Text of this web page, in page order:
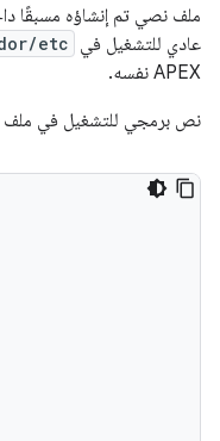
عادي للتشغيل في etc
APEX نفسه.
نص برمجي للتشغيل في ملف APEX: